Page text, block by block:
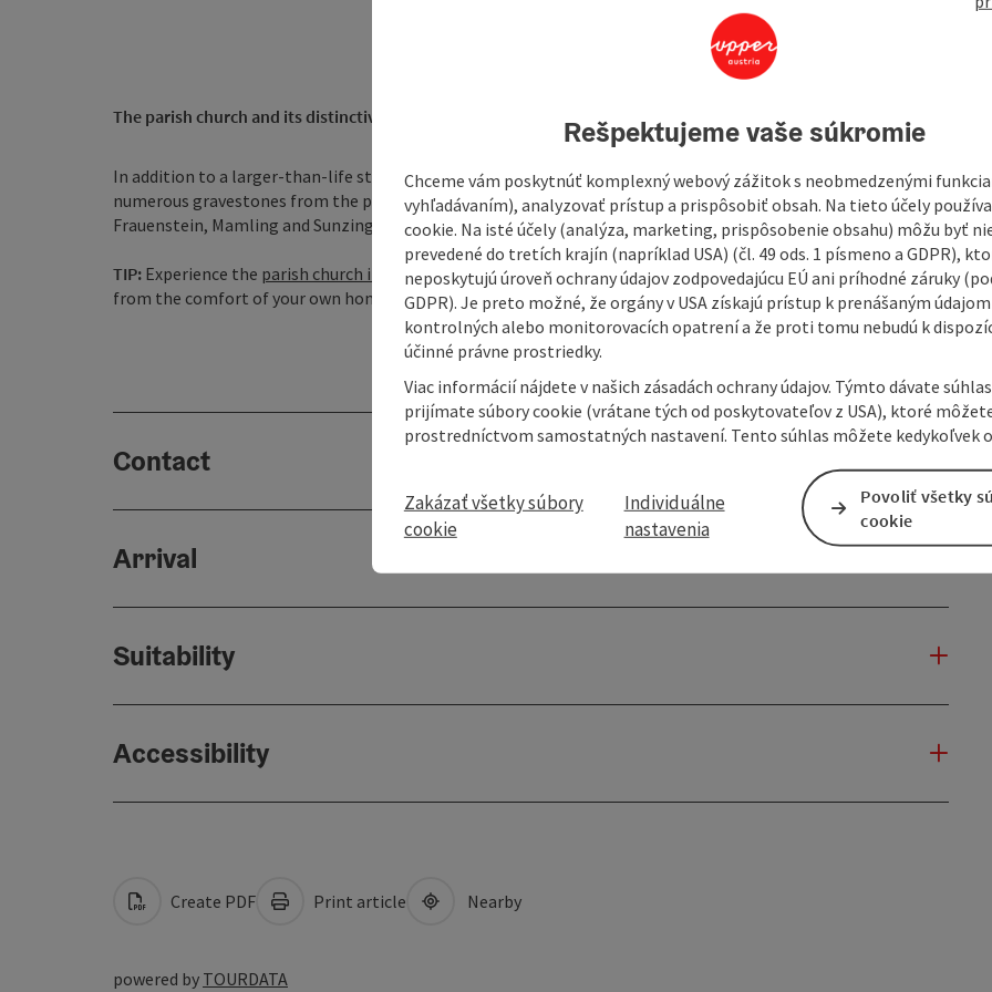
4962
The parish church and its distinctive tower are visible from afar.
In addition to a larger-than-life statue of St Roch by Meinrad Guggenbichler, the church also contains
numerous gravestones from the period after 1500 from family members of the former dominions of
Frauenstein, Mamling and Sunzing.
TIP: Experience the parish church in Miningvirtually and discover the special features of the Innviertel region
from the comfort of your own home.
Contact
Arrival
Suitability
Accessibility
Create PDF Print article Nearby
powered by TOURDATA
Rešpektujeme vaše súkromie
Chceme vám poskytnúť komplexný webový zážitok s neobmedzenými
vyhľadávaním), analyzovať prístup a prispôsobiť obsah. Na tieto účely
cookie. Na isté účely (analýza, marketing, prispôsobenie obsahu) môžu byť
prevedené do tretích krajín (napríklad USA) (čl. 49 ods. 1 písmeno a GDPR),
neposkytujú úroveň ochrany údajov zodpovedajúcu EÚ ani príhodné záruky
GDPR). Je preto možné, že orgány v USA získajú prístup k prenášaným
kontrolných alebo monitorovacích opatrení a že proti tomu nebudú k
účinné právne prostriedky.
Viac informácií nájdete v našich zásadách ochrany údajov. Týmto dávate
prijímate súbory cookie (vrátane tých od poskytovateľov z USA), ktoré
prostredníctvom samostatných nastavení. Tento súhlas môžete kedykoľvek
Zakázať všetky súbory
cookie
Individuálne
nastavenia
Povoliť všetky
cookie